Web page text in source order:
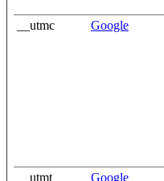
__utmc
Google
__utmt Google